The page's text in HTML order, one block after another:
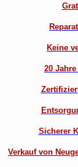
Keine
20
Sicherer
Verkauf von